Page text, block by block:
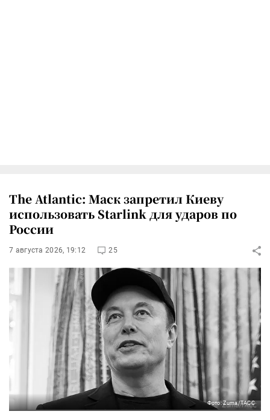
The Atlantic: Маск запретил Киеву
использовать Starlink для ударов по
России
7 августа 2026, 19:12 25
Фото: Zuma/ТАСС